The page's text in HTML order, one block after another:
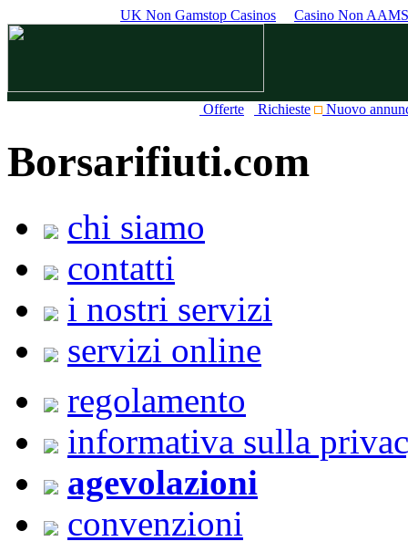
UK Non Gamstop Casinos Casino Non AAMS
Offerte Richieste Nuovo
Borsarifiuti.com
chi siamo
contatti
i nostri servizi
servizi online
regolamento
informativa sulla
agevolazioni
convenzioni